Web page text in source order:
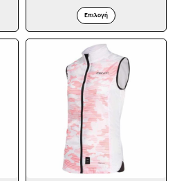
Επιλογή